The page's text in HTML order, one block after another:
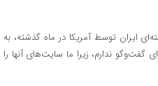
ایران توسط آمریکا در ماه گذشته، به
گفت‌و‌گو ندارم، زیرا ما سایت‌های آنها را